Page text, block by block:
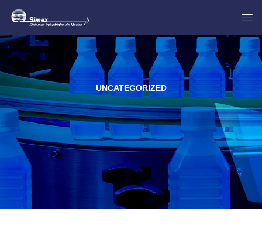
UNCATEGORIZED